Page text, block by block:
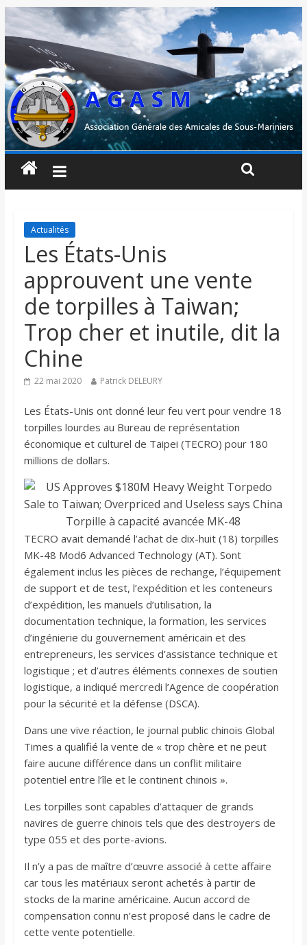
Actualités
Les États-Unis
approuvent une vente
de torpilles à Taiwan;
Trop cher et inutile, dit la
Chine
22 mai 2020 Patrick DELEURY
Les États-Unis ont donné leur feu vert pour vendre 18
torpilles lourdes au Bureau de représentation
économique et culturel de Taipei (TECRO) pour 180
millions de dollars.
Torpille à capacité avancée MK-48
TECRO avait demandé l’achat de dix-huit (18) torpilles
MK-48 Mod6 Advanced Technology (AT). Sont
également inclus les pièces de rechange, l’équipement
de support et de test, l’expédition et les conteneurs
d’expédition, les manuels d’utilisation, la
documentation technique, la formation, les services
d’ingénierie du gouvernement américain et des
entrepreneurs, les services d’assistance technique et
logistique ; et d’autres éléments connexes de soutien
logistique, a indiqué mercredi l’Agence de coopération
pour la sécurité et la défense (DSCA).
Dans une vive réaction, le journal public chinois Global
Times a qualifié la vente de « trop ​​chère et ne peut
faire aucune différence dans un conflit militaire
potentiel entre l’île et le continent chinois ».
Les torpilles sont capables d’attaquer de grands
navires de guerre chinois tels que des destroyers de
type 055 et des porte-avions.
Il n’y a pas de maître d’œuvre associé à cette affaire
car tous les matériaux seront achetés à partir de
stocks de la marine américaine. Aucun accord de
compensation connu n’est proposé dans le cadre de
cette vente potentielle.